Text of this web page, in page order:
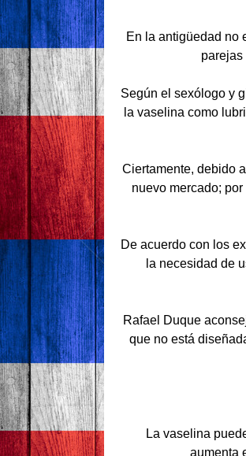
En la antigüedad no
Según el sexólogo y
la vaselina como
Ciertamente, debido
nuevo mercado;
De acuerdo con los
la necesidad de
Rafael Duque
que no está
La vaselina
aumenta